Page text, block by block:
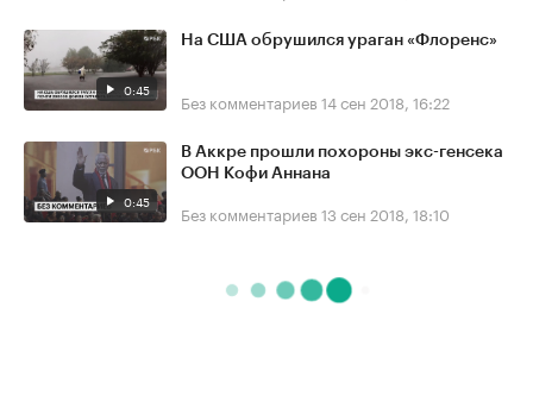
0:45
На США обрушился ураган «Флоренс»
Без комментариев 14 сен 2018, 16:22
0:45
В Аккре прошли похороны экс-генсека
ООН Кофи Аннана
Без комментариев 13 сен 2018, 18:10